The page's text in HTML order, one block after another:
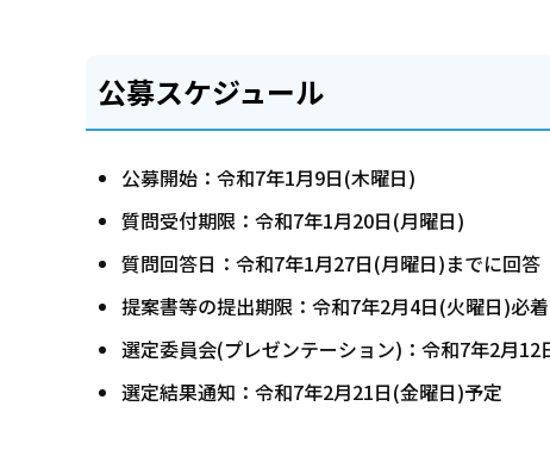
公募スケジュール
公募開始：令和7年1月9日(木曜日)
質問受付期限：令和7年1月20日(月曜日)
質問回答日：令和7年1月27日(月曜日)までに回答
提案書等の提出期限：令和7年2月4日(火曜日)必着
選定委員会(プレゼンテーション)：令和7年2月
選定結果通知：令和7年2月21日(金曜日)予定